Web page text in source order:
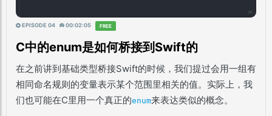
EPISODE 04 00:02:05 FREE
C中的enum是如何桥接到Swift的
在之前讲到基础类型桥接Swift的时候，我们提过会用一组有
相同命名规则的变量表示某个范围里相关的值。实际上，我
们也可能在C里用一个真正的enum来表达类似的概念。